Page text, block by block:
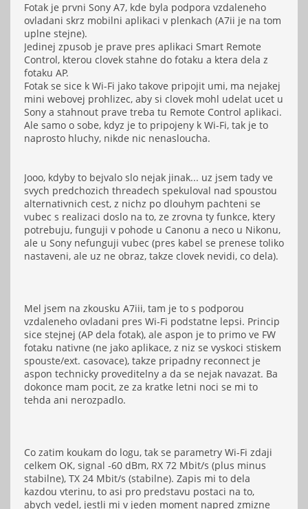
Fotak je prvni Sony A7, kde byla podpora vzdaleneho
ovladani skrz mobilni aplikaci v plenkach (A7ii je na tom
uplne stejne).
Jedinej zpusob je prave pres aplikaci Smart Remote
Control, kterou clovek stahne do fotaku a ktera dela z
fotaku AP.
Fotak se sice k Wi-Fi jako takove pripojit umi, ma nejakej
mini webovej prohlizec, aby si clovek mohl udelat ucet u
Sony a stahnout prave treba tu Remote Control aplikaci.
Ale samo o sobe, kdyz je to pripojeny k Wi-Fi, tak je to
naprosto hluchy, nikde nic nenasloucha.
Jooo, kdyby to bejvalo slo nejak jinak... uz jsem tady ve
svych predchozich threadech spekuloval nad spoustou
alternativnich cest, z nichz po dlouhym pachteni se
vubec s realizaci doslo na to, ze zrovna ty funkce, ktery
potrebuju, funguji v pohode u Canonu a neco u Nikonu,
ale u Sony nefunguji vubec (pres kabel se prenese toliko
nastaveni, ale uz ne obraz, takze clovek nevidi, co dela).
Mel jsem na zkousku A7iii, tam je to s podporou
vzdaleneho ovladani pres Wi-Fi podstatne lepsi. Princip
sice stejnej (AP dela fotak), ale aspon je to primo ve FW
fotaku nativne (ne jako aplikace, z niz se vyskoci stiskem
spouste/ext. casovace), takze pripadny reconnect je
aspon technicky proveditelny a da se nejak navazat. Ba
dokonce mam pocit, ze za kratke letni noci se mi to
tehda ani nerozpadlo.
Co zatim koukam do logu, tak se parametry Wi-Fi zdaji
celkem OK, signal -60 dBm, RX 72 Mbit/s (plus minus
stabilne), TX 24 Mbit/s (stabilne). Zapis mi to dela
kazdou vterinu, to asi pro predstavu postaci na to,
abych vedel, jestli mi v jeden moment napred zmizne